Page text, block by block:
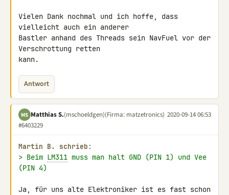
Vielen Dank nochmal und ich hoffe, dass
vielleicht auch ein anderer
Bastler anhand des Threads sein NavFuel vor der
Verschrottung retten
kann.
Antwort
MS Matthias S.(mschoeldgen)(Firma: matzetronics) 2020-09-14 06:53
#6403229
Martin B. schrieb:
> Beim LM311 muss man halt GND (PIN 1) und Vee
(PIN 4)
Ja, für uns alte Elektroniker ist es fast schon